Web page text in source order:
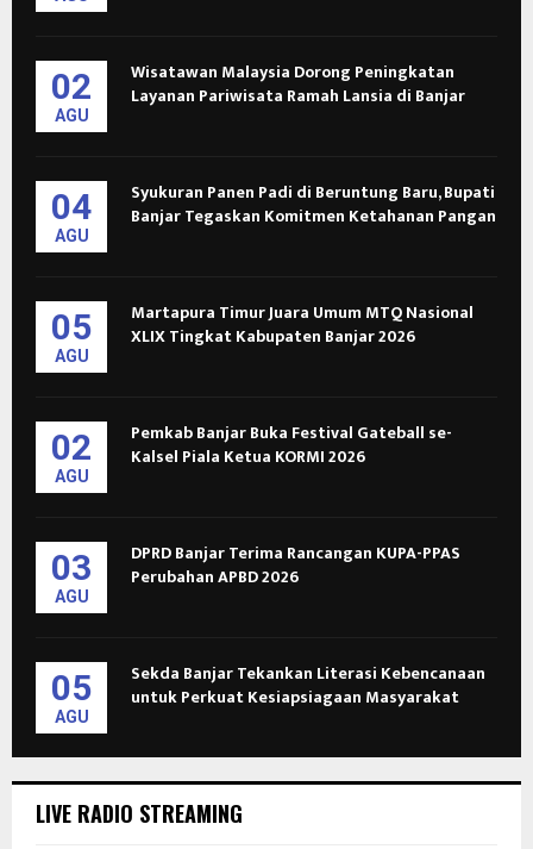
02
AGU
Wisatawan Malaysia Dorong Peningkatan
Layanan Pariwisata Ramah Lansia di Banjar
04
AGU
Syukuran Panen Padi di Beruntung Baru, Bupati
Banjar Tegaskan Komitmen Ketahanan Pangan
05
AGU
Martapura Timur Juara Umum MTQ Nasional
XLIX Tingkat Kabupaten Banjar 2026
02
AGU
Pemkab Banjar Buka Festival Gateball se-
Kalsel Piala Ketua KORMI 2026
03
AGU
DPRD Banjar Terima Rancangan KUPA-PPAS
Perubahan APBD 2026
05
AGU
Sekda Banjar Tekankan Literasi Kebencanaan
untuk Perkuat Kesiapsiagaan Masyarakat
LIVE RADIO STREAMING